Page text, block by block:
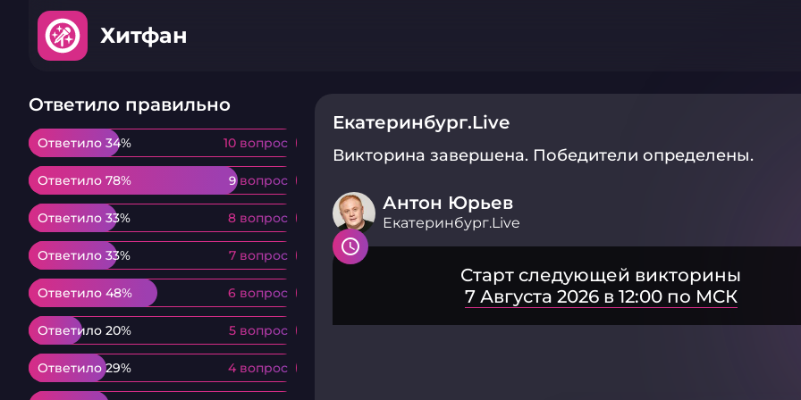
Хитфан
Ответило правильно
Ответило 34% 10 вопрос
Ответило 34% 10 вопрос
Ответило 78% 9 вопрос
Ответило 78% 9 вопрос
Ответило 33% 8 вопрос
Ответило 33% 8 вопрос
Ответило 33% 7 вопрос
Ответило 33% 7 вопрос
Ответило 48% 6 вопрос
Ответило 48% 6 вопрос
Ответило 20% 5 вопрос
Ответило 20% 5 вопрос
Ответило 29% 4 вопрос
Ответило 29% 4 вопрос
Екатеринбург.Live
Викторина завершена. Победители определены.
Антон Юрьев
Екатеринбург.Live
Старт следующей викторины
7 Августа 2026 в 12:00 по МСК